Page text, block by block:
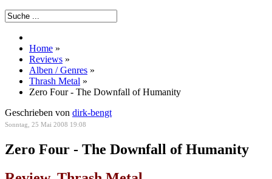
Home »
Reviews »
Alben / Genres »
Thrash Metal »
Zero Four - The Downfall of Humanity
Geschrieben von dirk-bengt
Sonntag, 25 Mai 2008 19:08
Zero Four - The Downfall of Humanity